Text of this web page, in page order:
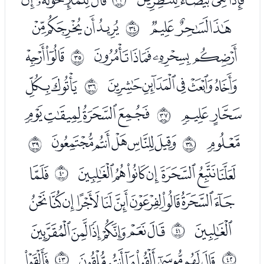
ﯧﯨﯩ ﰡ ﯫﯬﯭﯮ
ﯯﯰﯱﯲ ﰢ ﯴﯵ
ﯶﯷﯸﯹﯺ ﰣ ﯼﯽ
ﯾﯿ ﰤ ﰁﰂﰃﰄ
ﰅ ﰥ ﰇﰈﰉﰊﰋ ﰦ
ﭑﭒﭓﭔﭕﭖﭗ ﰧ ﭙ
ﭚﭛﭜﭝﭞﭟﭠﭡﭢﭣ
ﭤ ﰨ ﭦﭧﭨﭩﭪﭫ